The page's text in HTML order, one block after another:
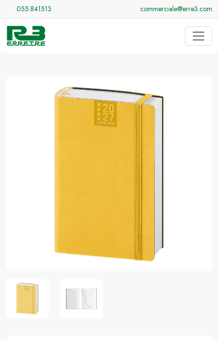
055.841513 commerciale@erre3.com